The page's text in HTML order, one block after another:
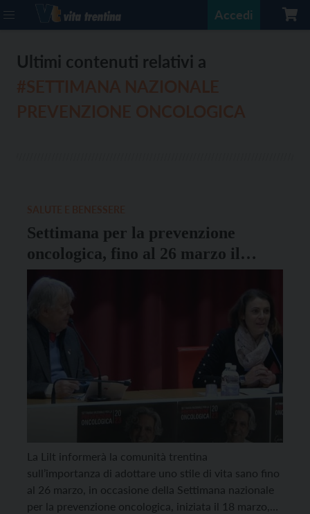
Accedi
Ultimi contenuti relativi a
Settimana per la prevenzione
oncologica, fino al 26 marzo il
messaggio della Lilt: “Cambiare
stile di vita si può”
La Lilt informerà la comunità trentina
sull’importanza di adottare uno stile di vita sano fino
al 26 marzo, in occasione della Settimana nazionale
per la prevenzione oncologica, iniziata il 18 marzo,